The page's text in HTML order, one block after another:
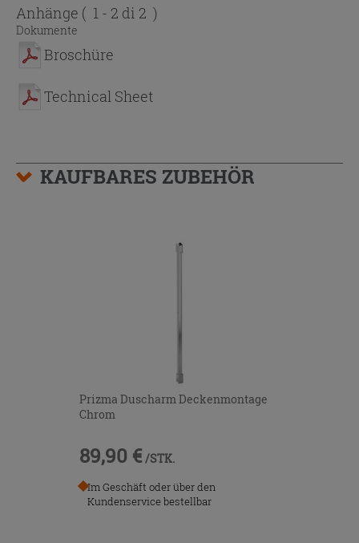
Anhänge ( 1 - 2 di 2 )
Dokumente
Broschüre
Technical Sheet
KAUFBARES ZUBEHÖR
Prizma Duscharm Deckenmontage
Chrom
89,90 € /STK.
Im Geschäft oder über den
Kundenservice bestellbar